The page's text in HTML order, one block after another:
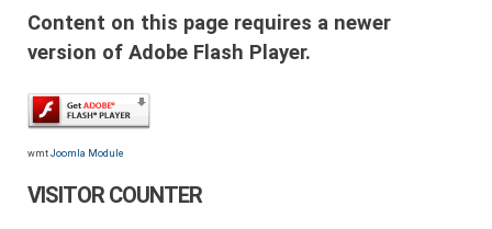
Content on this page requires a newer
version of Adobe Flash Player.
wmt Joomla Module
VISITOR COUNTER